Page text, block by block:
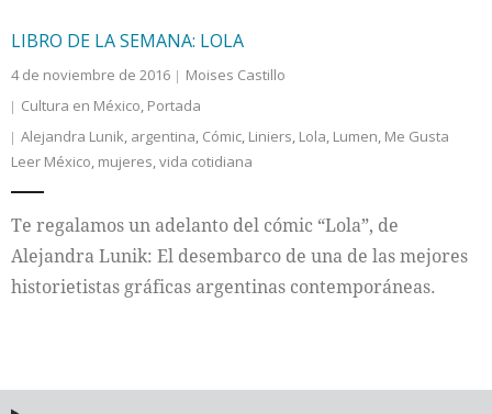
LIBRO DE LA SEMANA: LOLA
4 de noviembre de 2016
Moises Castillo
Cultura en México, Portada
Alejandra Lunik, argentina, Cómic, Liniers, Lola, Lumen, Me Gusta
Leer México, mujeres,vida cotidiana
Te regalamos un adelanto del cómic “Lola”, de
Alejandra Lunik: El desembarco de una de las mejores
historietistas gráficas argentinas contemporáneas.